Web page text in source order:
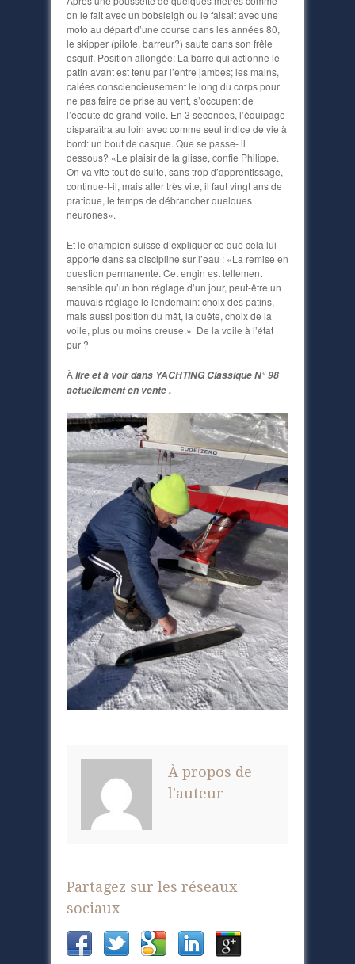
on le fait avec un bobsleigh ou le faisait avec une
moto au départ d’une course dans les années 80,
le skipper (pilote, barreur?) saute dans son frêle
esquif. Position allongée: La barre qui actionne le
patin avant est tenu par l’entre jambes; les mains,
calées consciencieusement le long du corps pour
ne pas faire de prise au vent, s’occupent de
l’écoute de grand-voile. En 3 secondes, l’équipage
disparaîtra au loin avec comme seul indice de vie à
bord: un bout de casque. Que se passe- il
dessous? «Le plaisir de la glisse, confie Philippe.
On va vite tout de suite, sans trop d’apprentissage,
continue-t-il, mais aller très vite, il faut vingt ans de
pratique, le temps de débrancher quelques
neurones».
Et le champion suisse d’expliquer ce que cela lui
apporte dans sa discipline sur l’eau : «La remise en
question permanente. Cet engin est tellement
sensible qu’un bon réglage d’un jour, peut-être un
mauvais réglage le lendemain: choix des patins,
mais aussi position du mât, la quête, choix de la
voile, plus ou moins creuse.» De la voile à l’état
pur ?
Àlire et à voir dans YACHTING Classique N° 98
actuellement en vente .
À propos de
l'auteur
Partagez sur les réseaux
sociaux